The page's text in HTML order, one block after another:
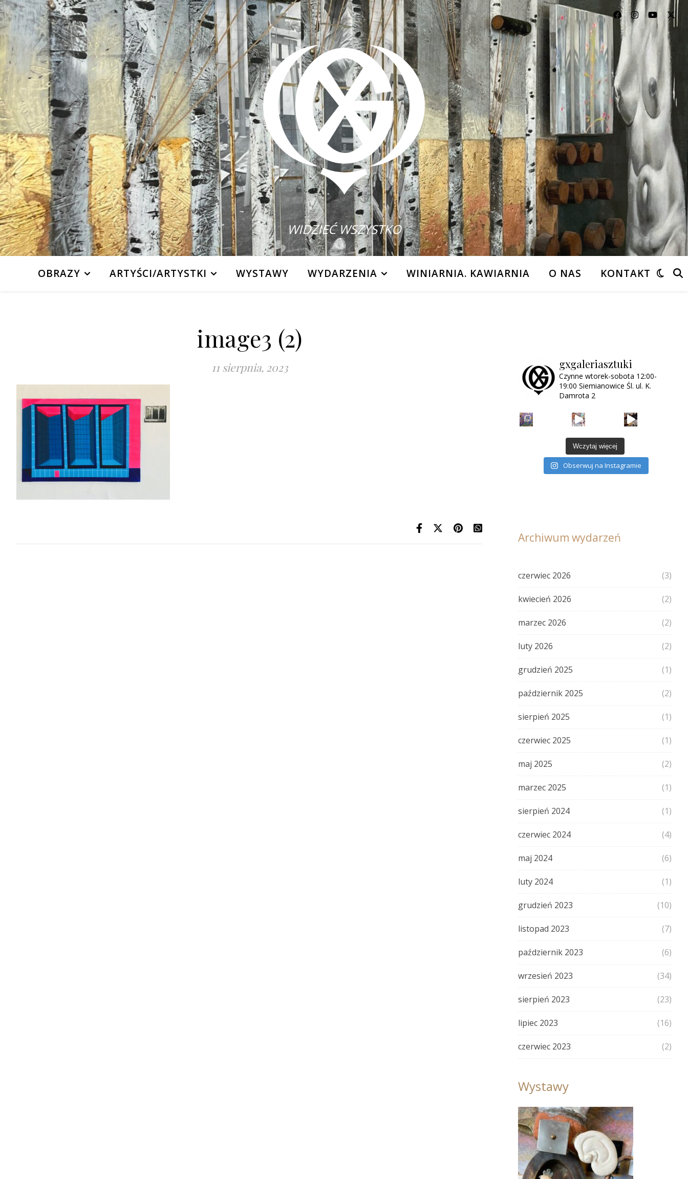
WIDZIEĆ WSZYSTKO
OBRAZY ARTYŚCI/ARTYSTKI WYSTAWY WYDARZENIA WINIARNIA. KAWIARNIA O NAS KONTAKT
image3 (2)
11 sierpnia, 2023 gxgaleriasztuki
Czynne wtorek-sobota 12:00-
19:00 Siemianowice Śl. ul. K.
Damrota 2
Wczytaj więcej
Obserwuj na Instagramie
Archiwum wydarzeń
czerwiec 2026 (3)
kwiecień 2026 (2)
marzec 2026 (2)
luty 2026 (2)
grudzień 2025 (1)
październik 2025 (2)
sierpień 2025 (1)
czerwiec 2025 (1)
maj 2025 (2)
marzec 2025 (1)
sierpień 2024 (1)
czerwiec 2024 (4)
maj 2024 (6)
luty 2024 (1)
grudzień 2023 (10)
listopad 2023 (7)
październik 2023 (6)
wrzesień 2023 (34)
sierpień 2023 (23)
lipiec 2023 (16)
czerwiec 2023 (2)
Wystawy